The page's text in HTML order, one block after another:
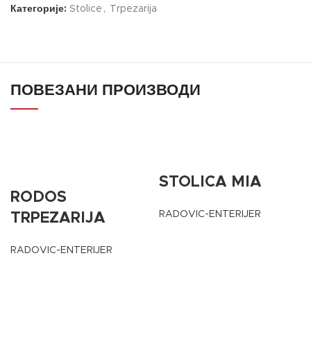
Категорије: Stolice , Trpezarija
ПОВЕЗАНИ ПРОИЗВОДИ
RODOS
TRPEZARIJA
RADOVIC-ENTERIJER
STOLICA MIA
RADOVIC-ENTERIJER